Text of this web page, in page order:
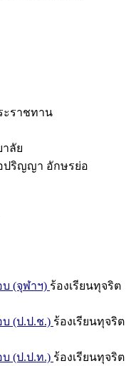
ะราชทาน
าลัย
ปริญญา อักษรย่อ
(จุฬาฯ) ร้องเรียนทุจริต
(ป.ป.ช.) ร้องเรียนทุจริต
(ป.ป.ท.) ร้องเรียนทุจริต